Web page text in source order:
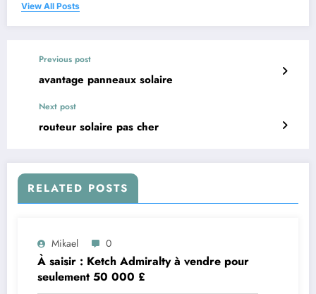
View All Posts
Previous post
avantage panneaux solaire
Next post
routeur solaire pas cher
RELATED POSTS
Mikael 0
À saisir : Ketch Admiralty à vendre pour
seulement 50 000 £